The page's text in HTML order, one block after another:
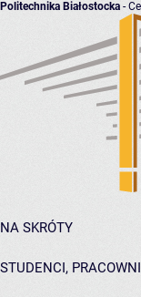
Politechnika Białostocka -
NA SKRÓTY
STUDENCI,